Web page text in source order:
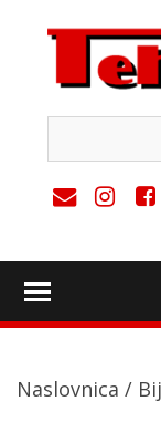
content
Naslovnica /